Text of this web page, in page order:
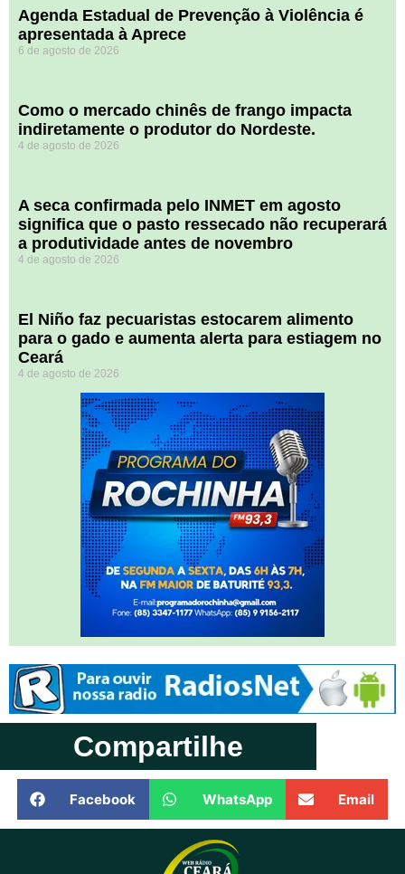
Agenda Estadual de Prevenção à Violência é
apresentada à Aprece
6 de agosto de 2026
​Como o mercado chinês de frango impacta
indiretamente o produtor do Nordeste.
4 de agosto de 2026
A seca confirmada pelo INMET em agosto
significa que o pasto ressecado não recuperará
a produtividade antes de novembro
4 de agosto de 2026
El Niño faz pecuaristas estocarem alimento
para o gado e aumenta alerta para estiagem no
Ceará
4 de agosto de 2026
Compartilhe
Facebook WhatsApp Email